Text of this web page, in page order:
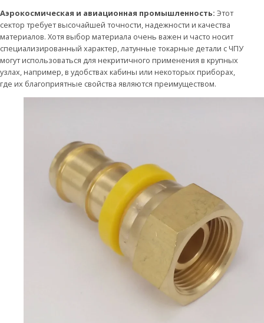
Аэрокосмическая и авиационная промышленность: Этот
сектор требует высочайшей точности, надежности и качества
материалов. Хотя выбор материала очень важен и часто носит
специализированный характер, латунные токарные детали с ЧПУ
могут использоваться для некритичного применения в крупных
узлах, например, в удобствах кабины или некоторых приборах,
где их благоприятные свойства являются преимуществом.